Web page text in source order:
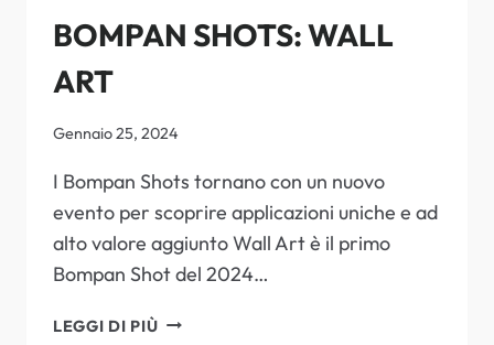
BOMPAN SHOTS: WALL
ART
Gennaio 25, 2024
I Bompan Shots tornano con un nuovo
evento per scoprire applicazioni uniche e ad
alto valore aggiunto Wall Art è il primo
Bompan Shot del 2024…
LEGGI DI PIÙBOMPAN